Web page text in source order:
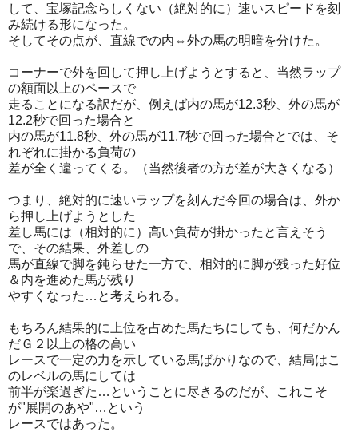
して、宝塚記念らしくない（絶対的に）速いスピードを刻
み続ける形になった。
そしてその点が、直線での内⇔外の馬の明暗を分けた。
コーナーで外を回して押し上げようとすると、当然ラップ
の額面以上のペースで
走ることになる訳だが、例えば内の馬が12.3秒、外の馬が
12.2秒で回った場合と
内の馬が11.8秒、外の馬が11.7秒で回った場合とでは、そ
れぞれに掛かる負荷の
差が全く違ってくる。（当然後者の方が差が大きくなる）
つまり、絶対的に速いラップを刻んだ今回の場合は、外か
ら押し上げようとした
差し馬には（相対的に）高い負荷が掛かったと言えそう
で、その結果、外差しの
馬が直線で脚を鈍らせた一方で、相対的に脚が残った好位
＆内を進めた馬が残り
やすくなった…と考えられる。
もちろん結果的に上位を占めた馬たちにしても、何だかん
だＧ２以上の格の高い
レースで一定の力を示している馬ばかりなので、結局はこ
のレベルの馬にしては
前半が楽過ぎた…ということに尽きるのだが、これこそ
が"展開のあや"…という
レースではあった。